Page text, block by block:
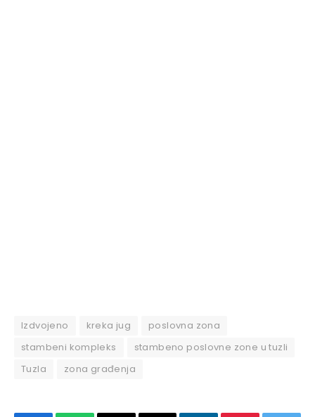
Izdvojeno kreka jug
poslovna zona
stambeni kompleks
stambeno poslovne zone u tuzli
Tuzla
zona građenja